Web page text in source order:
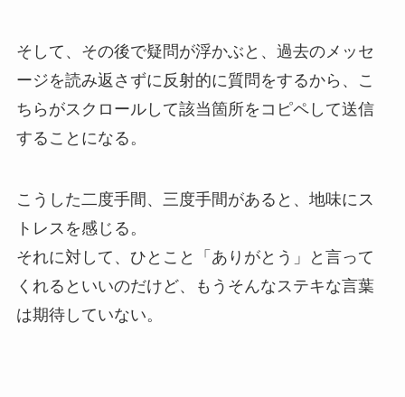
そして、その後で疑問が浮かぶと、過去のメッセ
ージを読み返さずに反射的に質問をするから、こ
ちらがスクロールして該当箇所をコピペして送信
することになる。
こうした二度手間、三度手間があると、地味にス
トレスを感じる。
それに対して、ひとこと「ありがとう」と言って
くれるといいのだけど、もうそんなステキな言葉
は期待していない。